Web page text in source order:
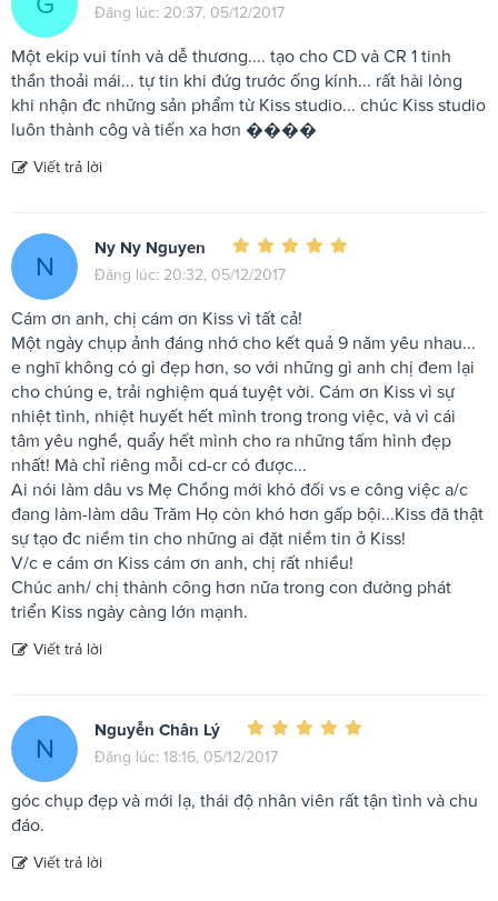
Đăng lúc: 20:37, 05/12/2017
Một ekip vui tính và dễ thương.... tạo cho CD và CR 1 tinh
thần thoải mái... tự tin khi đứg trước ống kính... rất hài lòng
khi nhận đc những sản phẩm từ Kiss studio... chúc Kiss studio
luôn thành côg và tiến xa hơn ����
Viết trả lời
N
Ny Ny Nguyen
Đăng lúc: 20:32, 05/12/2017
Cám ơn anh, chị cám ơn Kiss vì tất cả!
Một ngày chụp ảnh đáng nhớ cho kết quả 9 năm yêu nhau...
e nghĩ không có gì đẹp hơn, so với những gì anh chị đem lại
cho chúng e, trải nghiệm quá tuyệt vời. Cám ơn Kiss vì sự
nhiệt tình, nhiệt huyết hết mình trong trong việc, và vì cái
tâm yêu nghề, quẩy hết mình cho ra những tấm hình đẹp
nhất! Mà chỉ riêng mỗi cd-cr có được...
Ai nói làm dâu vs Mẹ Chồng mới khó đối vs e công việc a/c
đang làm-làm dâu Trăm Họ còn khó hơn gấp bội...Kiss đã thật
sự tạo đc niềm tin cho những ai đặt niềm tin ở Kiss!
V/c e cám ơn Kiss cám ơn anh, chị rất nhiều!
Chúc anh/ chị thành công hơn nữa trong con đường phát
triển Kiss ngày càng lớn mạnh.
Viết trả lời
N
Nguyễn Chân Lý
Đăng lúc: 18:16, 05/12/2017
góc chụp đẹp và mới lạ, thái độ nhân viên rất tận tình và chu
đáo.
Viết trả lời